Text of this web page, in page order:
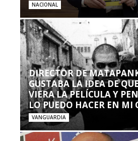
NACIONAL
DIRECTOR DE
GUSTABA LA IDEA DE
VIERA LA PELÍCULA Y
LO PUEDO HACER EN MI
VANGUARDIA